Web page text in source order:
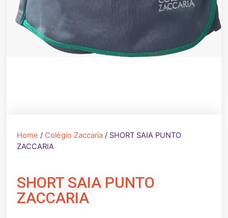
Home / Colégio Zaccaria / SHORT SAIA PUNTO
ZACCARIA
SHORT SAIA PUNTO
ZACCARIA